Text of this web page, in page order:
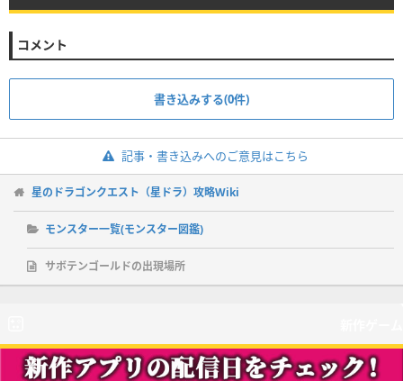
コメント
書き込みする(0件)
記事・書き込みへのご意見はこちら
星のドラゴンクエスト（星ドラ）攻略Wiki
モンスター一覧(モンスター図鑑)
サボテンゴールドの出現場所